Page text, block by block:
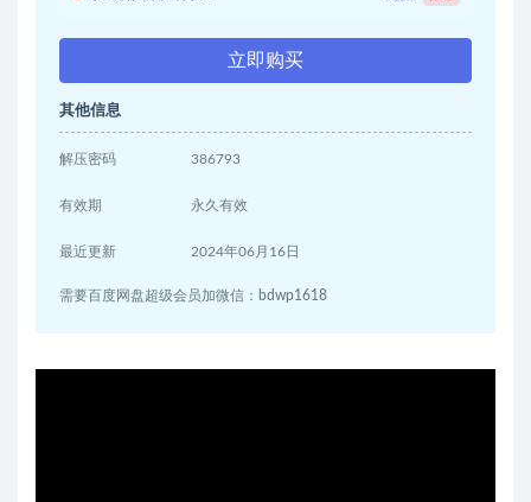
立即购买
其他信息
解压密码 386793
有效期 永久有效
最近更新 2024年06月16日
需要百度网盘超级会员加微信：bdwp1618